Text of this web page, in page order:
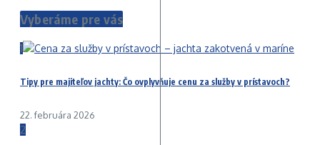
Vyberáme pre vás
1
Tipy pre majiteľov jachty: Čo ovplyvňuje cenu za služby v prístavoch?
22. februára 2026
2